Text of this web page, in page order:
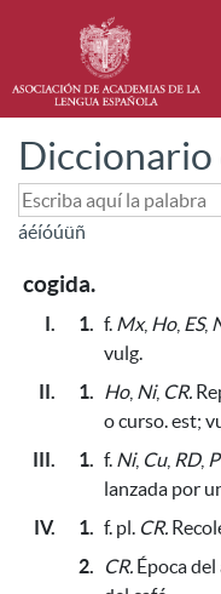
Diccionario
áéíóúüñ
cogida.
I. 1. f. Mx, Ho, ES,
vulg.
II.
1. Ho, Ni, CR.
o curso. est;
III.
1. f. Ni, Cu, RD,
lanzada por
IV.
1. f. pl. CR.
2.
CR. Época